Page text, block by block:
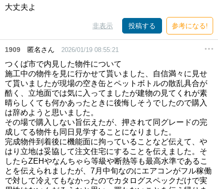
大丈夫よ
非表示 投稿する 参考になる!
1909 匿名さん 2026/01/19 08:55:21
つくば市で内見した物件について
施工中の物件を見に行かせて貰いました、自信満々に見せ
て貰いましたが現場の空き缶とペットボトルの散乱具合が
酷く、立地面では気に入ってましたが建物の見てくれが素
晴らしくても何かあったときに後悔しそうでしたので購入
は辞めようと思いました。
その場で購入しない旨伝えたが、押されて同グレードの完
成してる物件も同日見学することになりました。
完成物件到着後に機能面に拘っていることなど伝えて、や
はり立地は妥協して注文住宅にすることを伝えました。そ
したらZEHやなんちゃら等級や断熱等も最高水準であるこ
とを伝えられましたが、7月中旬なのにエアコンがフル稼働
で対して冷えてもなかったのでカタログスペックだけで実